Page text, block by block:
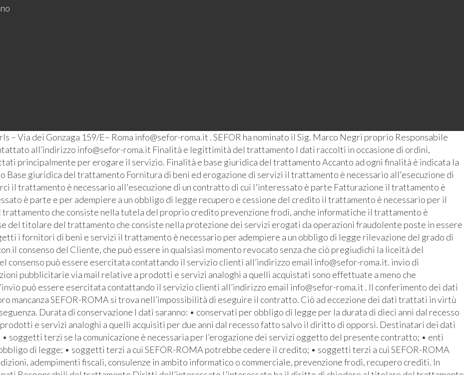
Via dei Gonzaga 159/E– Roma info@sefor-roma.it . SEFOR ha nominato il Sig. Marco Negri proprio Responsabile
all’indirizzo info@sefor-roma.it Finalità e legittimità del trattamento I dati raccolti in occasione di ordini,
principalmente per erogare il servizio. Finalità e base giuridica del trattamento Accanto ad ogni finalità è indicata la
giuridica del trattamento Fornitura di beni ed erogazione di servizi il trattamento è necessario all'esecuzione di
il trattamento è necessario all'esecuzione di un contratto di cui l'interessato è parte Fatturazione il trattamento è
è parte e per adempiere a un obbligo di legge recupero e cessione del credito il trattamento è necessario per il
che consiste nella tutela del proprio credito prevenzione frodi, anche informatiche il trattamento è
del titolare del trattamento che consiste nella protezione dei servizi erogati da operazioni fraudolente poste in essere
i fornitori di beni e servizi il trattamento è necessario per adempiere a un obbligo di legge rilevazione del grado di
consenso del Cliente, che può essere in qualsiasi momento revocato senza che ciò pregiudichi la liceità del
può essere esercitata contattando il servizio clienti all’indirizzo email info@sefor-roma.it. invio di
pubblicitarie via mail relative a prodotti e servizi analoghi a quelli acquistati sono effettuate a meno che
può essere esercitata contattando il servizio clienti all’indirizzo email info@sefor-roma.it . Il conferimento dei dati
mancanza SEFOR-ROMA si trova nell’impossibilità di eseguire il contratto. Ciò ad eccezione dei dati trattati in virtù
Durata di conservazione I dati saranno: • conservati per obbligo di legge per la durata di dieci anni dal recesso
e servizi analoghi a quelli acquisiti per due anni dal recesso fatto salvo il diritto di opporsi. Destinatari dei dati
soggetti terzi se la comunicazione è necessaria per l’erogazione dei servizi oggetto del presente contratto; • enti
di legge; • soggetti terzi a cui SEFOR-ROMA potrebbe cedere il credito; • soggetti terzi a cui SEFOR-ROMA
adempimenti fiscali, consulenze in ambito informatico o commerciale, prevenzione frodi, recupero crediti. In